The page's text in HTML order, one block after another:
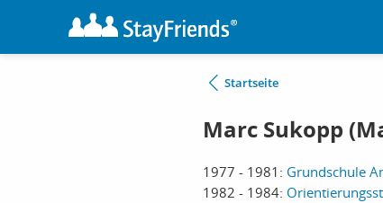
Startseite
Marc Sukopp
1977 - 1981: Grundschule
1982 - 1984: